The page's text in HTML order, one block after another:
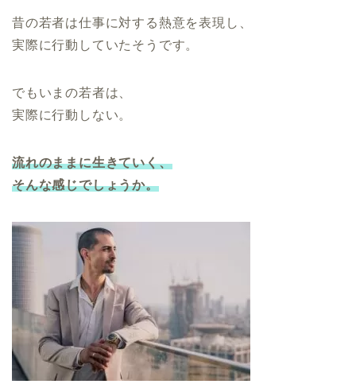
昔の若者は仕事に対する熱意を表現し、
実際に行動していたそうです。
でもいまの若者は、
実際に行動しない。
流れのままに生きていく、
そんな感じでしょうか。